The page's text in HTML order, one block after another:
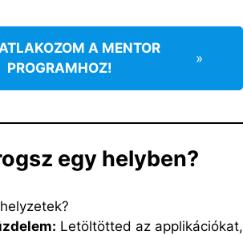
A MENTOR
PROGRAMHOZ!
»
egy helyben?
Letöltötted az applikációkat,